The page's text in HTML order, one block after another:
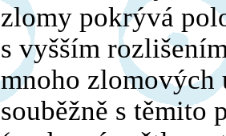
zlomy pokrývá
s vyšším
mnoho
souběžně s těmito